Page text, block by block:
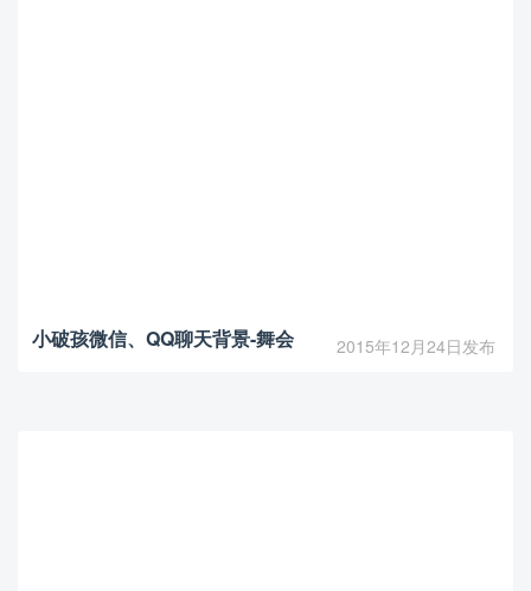
小破孩微信、QQ聊天背景-舞会 2015年12月24日发布